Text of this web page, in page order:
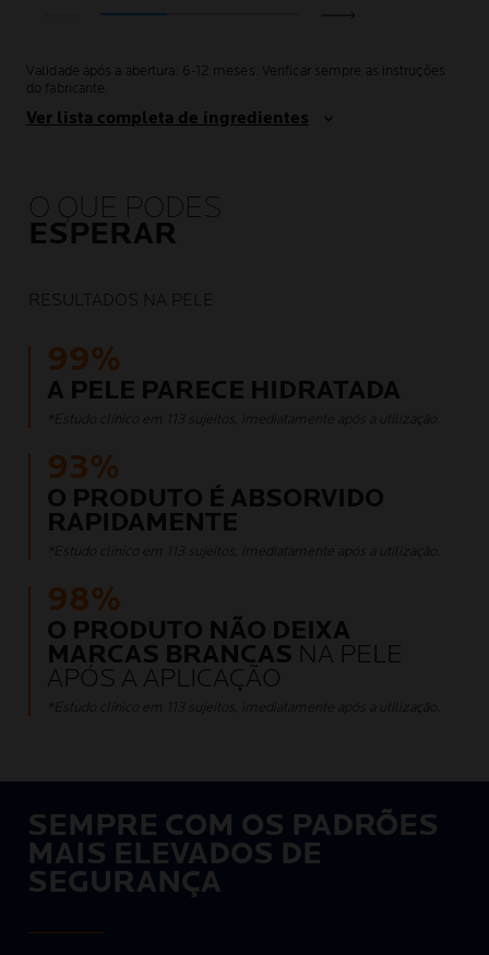
Validade após a abertura: 6-12 meses. Verificar sempre as instruções
do fabricante.
Ver lista completa de ingredientes
O QUE PODES
ESPERAR
RESULTADOS NA PELE
99%
A PELE PARECE HIDRATADA
*Estudo clínico em 113 sujeitos, imediatamente após a utilização.
93%
O PRODUTO É ABSORVIDO
RAPIDAMENTE
*Estudo clínico em 113 sujeitos, imediatamente após a utilização.
98%
O PRODUTO NÃO DEIXA
MARCAS BRANCAS NA PELE
APÓS A APLICAÇÃO
*Estudo clínico em 113 sujeitos, imediatamente após a utilização.
SEMPRE COM OS PADRÕES
MAIS ELEVADOS DE
SEGURANÇA